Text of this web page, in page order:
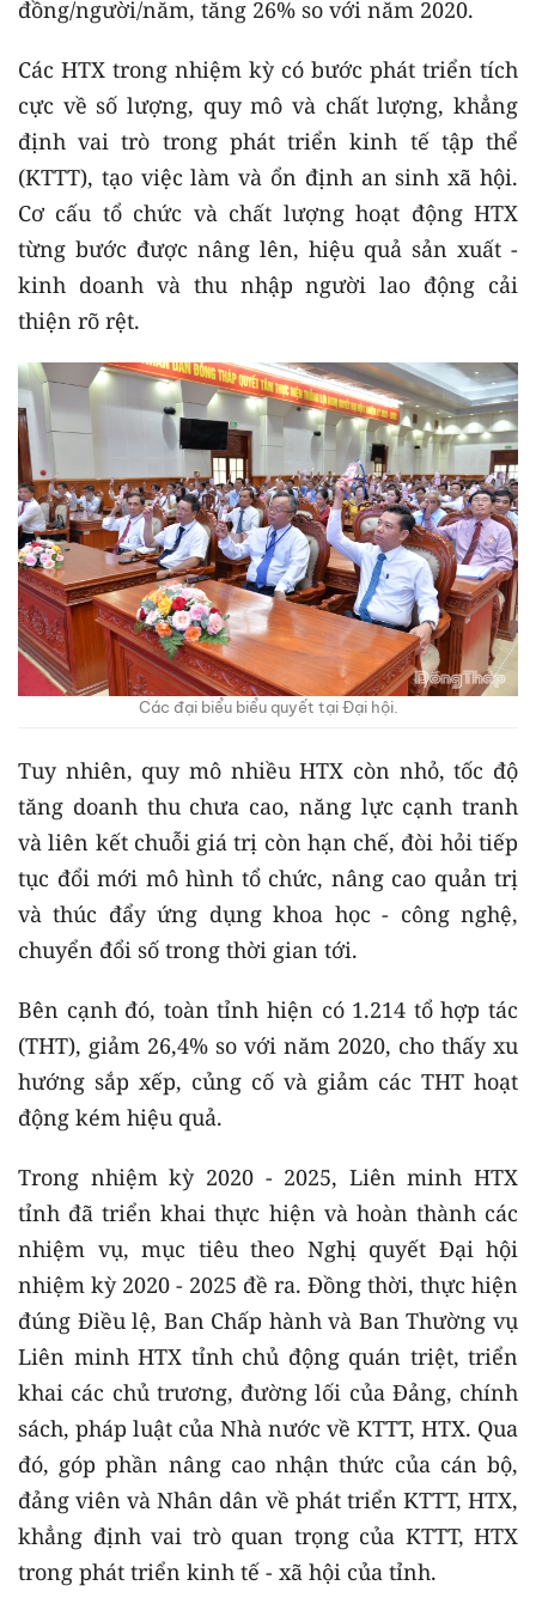
đồng/người/năm, tăng 26% so với năm 2020.
Các HTX trong nhiệm kỳ có bước phát triển tích
cực về số lượng, quy mô và chất lượng, khẳng
định vai trò trong phát triển kinh tế tập thể
(KTTT), tạo việc làm và ổn định an sinh xã hội.
Cơ cấu tổ chức và chất lượng hoạt động HTX
từng bước được nâng lên, hiệu quả sản xuất -
kinh doanh và thu nhập người lao động cải
thiện rõ rệt.
Các đại biểu biểu quyết tại Đại hội.
Tuy nhiên, quy mô nhiều HTX còn nhỏ, tốc độ
tăng doanh thu chưa cao, năng lực cạnh tranh
và liên kết chuỗi giá trị còn hạn chế, đòi hỏi tiếp
tục đổi mới mô hình tổ chức, nâng cao quản trị
và thúc đẩy ứng dụng khoa học - công nghệ,
chuyển đổi số trong thời gian tới.
Bên cạnh đó, toàn tỉnh hiện có 1.214 tổ hợp tác
(THT), giảm 26,4% so với năm 2020, cho thấy xu
hướng sắp xếp, củng cố và giảm các THT hoạt
động kém hiệu quả.
Trong nhiệm kỳ 2020 - 2025, Liên minh HTX
tỉnh đã triển khai thực hiện và hoàn thành các
nhiệm vụ, mục tiêu theo Nghị quyết Đại hội
nhiệm kỳ 2020 - 2025 đề ra. Đồng thời, thực hiện
đúng Điều lệ, Ban Chấp hành và Ban Thường vụ
Liên minh HTX tỉnh chủ động quán triệt, triển
khai các chủ trương, đường lối của Đảng, chính
sách, pháp luật của Nhà nước về KTTT, HTX. Qua
đó, góp phần nâng cao nhận thức của cán bộ,
đảng viên và Nhân dân về phát triển KTTT, HTX,
khẳng định vai trò quan trọng của KTTT, HTX
trong phát triển kinh tế - xã hội của tỉnh.